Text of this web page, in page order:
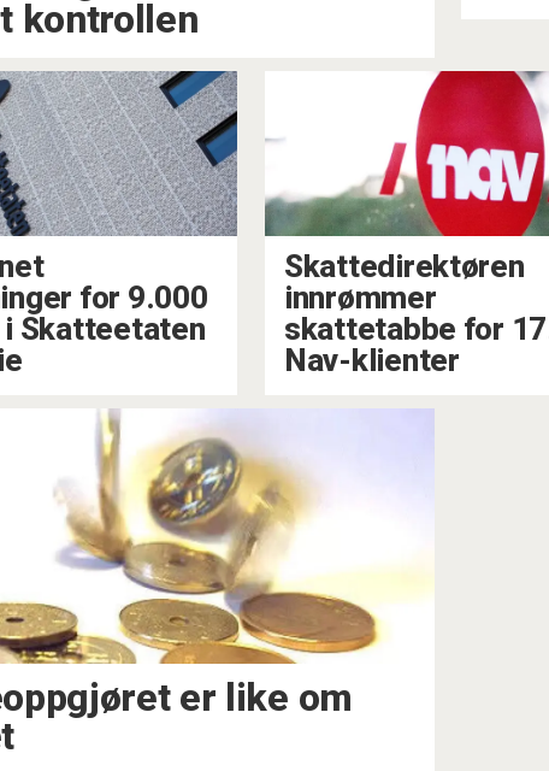
kontrollen
for 9.000
Skatteetaten
Skattedirektøren
innrømmer
skattetabbe for
Nav-klienter
er like om